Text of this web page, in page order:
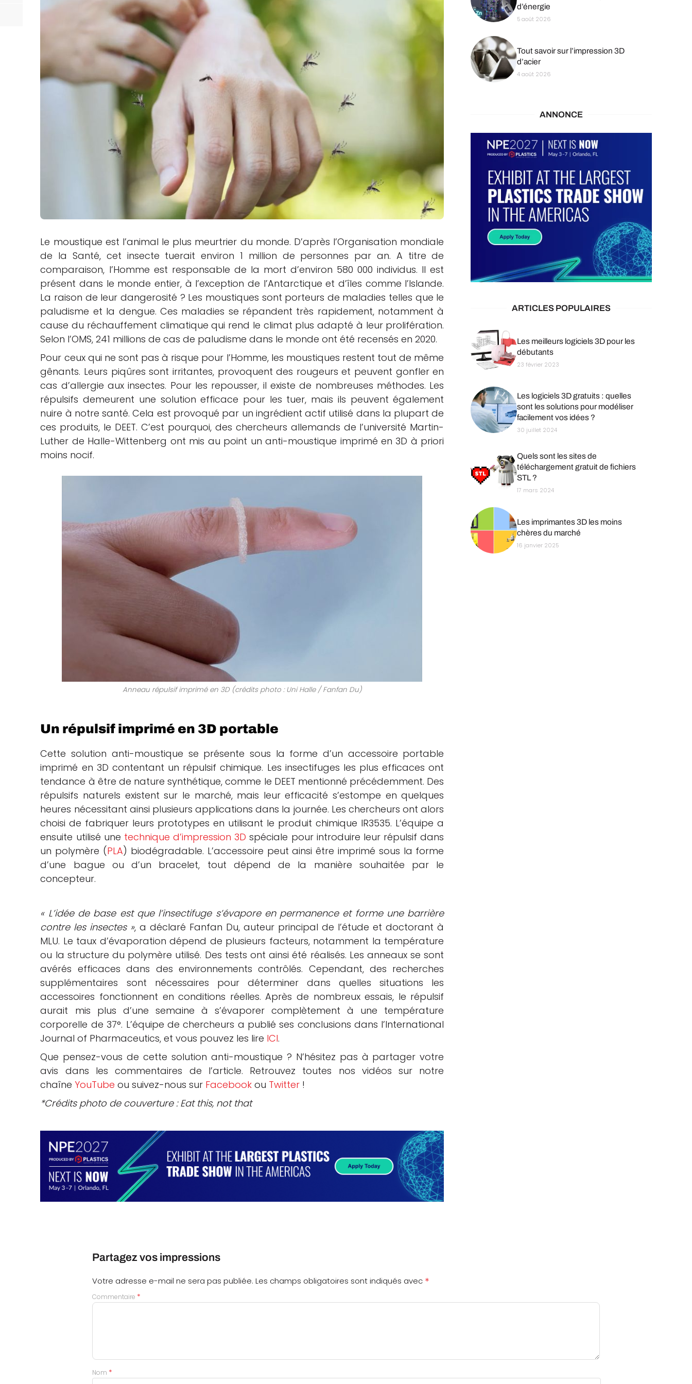
Logiciels 3D
Matériaux
Scanners 3D
Le moustique est l’animal le plus meurtrier du monde. D’après l’Organisation mondiale
de la Santé, cet insecte tuerait environ 1 million de personnes par an. A titre de
comparaison, l’Homme est responsable de la mort d’environ 580 000 individus. Il est
présent dans le monde entier, à l’exception de l’Antarctique et d’îles comme l’Islande.
La raison de leur dangerosité ? Les moustiques sont porteurs de maladies telles que le
paludisme et la dengue. Ces maladies se répandent très rapidement, notamment à
cause du réchauffement climatique qui rend le climat plus adapté à leur prolifération.
Selon l’OMS, 241 millions de cas de paludisme dans le monde ont été recensés en 2020.
Pour ceux qui ne sont pas à risque pour l’Homme, les moustiques restent tout de même
gênants. Leurs piqûres sont irritantes, provoquent des rougeurs et peuvent gonfler en
cas d’allergie aux insectes. Pour les repousser, il existe de nombreuses méthodes. Les
répulsifs demeurent une solution efficace pour les tuer, mais ils peuvent également
nuire à notre santé. Cela est provoqué par un ingrédient actif utilisé dans la plupart de
ces produits, le DEET. C’est pourquoi, des chercheurs allemands de l’université Martin-
Luther de Halle-Wittenberg ont mis au point un anti-moustique imprimé en 3D à priori
moins nocif.
Anneau répulsif imprimé en 3D (crédits photo : Uni Halle / Fanfan Du)
Un répulsif imprimé en 3D portable
Cette solution anti-moustique se présente sous la forme d’un accessoire portable
imprimé en 3D contentant un répulsif chimique. Les insectifuges les plus efficaces ont
tendance à être de nature synthétique, comme le DEET mentionné précédemment. Des
répulsifs naturels existent sur le marché, mais leur efficacité s’estompe en quelques
heures nécessitant ainsi plusieurs applications dans la journée. Les chercheurs ont alors
choisi de fabriquer leurs prototypes en utilisant le produit chimique IR3535. L’équipe a
ensuite utilisé une technique d’impression 3D spéciale pour introduire leur répulsif dans
un polymère (PLA) biodégradable. L’accessoire peut ainsi être imprimé sous la forme
d’une bague ou d’un bracelet, tout dépend de la manière souhaitée par le
concepteur.
« L’idée de base est que l’insectifuge s’évapore en permanence et forme une barrière
contre les insectes », a déclaré Fanfan Du, auteur principal de l’étude et doctorant à
MLU. Le taux d’évaporation dépend de plusieurs facteurs, notamment la température
ou la structure du polymère utilisé. Des tests ont ainsi été réalisés. Les anneaux se sont
avérés efficaces dans des environnements contrôlés. Cependant, des recherches
supplémentaires sont nécessaires pour déterminer dans quelles situations les
accessoires fonctionnent en conditions réelles. Après de nombreux essais, le répulsif
aurait mis plus d’une semaine à s’évaporer complètement à une température
corporelle de 37°. L’équipe de chercheurs a publié ses conclusions dans l’International
Journal of Pharmaceutics, et vous pouvez les lire ICI.
Que pensez-vous de cette solution anti-moustique ? N’hésitez pas à partager votre
avis dans les commentaires de l’article. Retrouvez toutes nos vidéos sur notre
chaîne YouTube ou suivez-nous sur Facebook ou Twitter !
*Crédits photo de couverture : Eat this, not that
d’énergie
5 août 2026
Tout savoir sur l’impression 3D
d’acier
4 août 2026
ANNONCE
ARTICLES POPULAIRES
Les meilleurs logiciels 3D pour les
débutants
23 février 2023
Les logiciels 3D gratuits : quelles
sont les solutions pour modéliser
facilement vos idées ?
30 juillet 2024
Quels sont les sites de
téléchargement gratuit de fichiers
STL ?
17 mars 2024
Les imprimantes 3D les moins
chères du marché
16 janvier 2025
Partagez vos impressions
Votre adresse e-mail ne sera pas publiée. Les champs obligatoires sont indiqués avec *
Commentaire *
Nom *